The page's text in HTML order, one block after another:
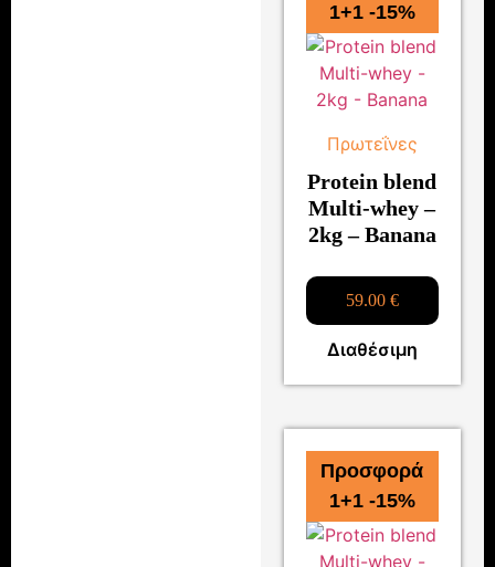
1+1 -15%
Πρωτεΐνες
Protein blend
Multi-whey –
2kg – Banana
59.00 €
Διαθέσιμη
Προσφορά
1+1 -15%